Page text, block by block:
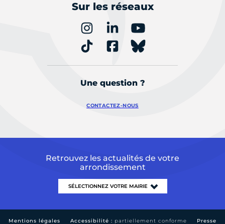
Sur les réseaux
Une question ?
CONTACTEZ-NOUS
Retrouvez les actualités de votre
arrondissement
Mentions légales Accessibilité : partiellement conforme Presse